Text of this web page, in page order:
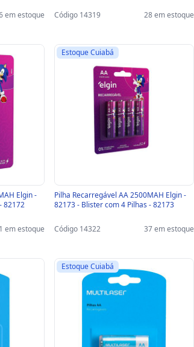
em estoque Código 14319 28 em estoque
Elgin -
82172
em estoque
Estoque Cuiabá
Pilha Recarregável AA 2500MAH Elgin -
82173 - Blister com 4 Pilhas - 82173
Código 14322 37 em estoque
Estoque Cuiabá